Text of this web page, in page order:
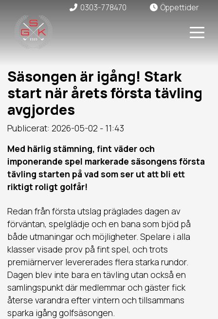
0303-778470 Öppettider
Säsongen är igång! Stark
start när årets första tävling
avgjordes
Publicerat: 2026-05-02 - 11:43
Med härlig stämning, fint väder och
imponerande spel markerade säsongens första
tävling starten på vad som ser ut att bli ett
riktigt roligt golfår!
Redan från första utslag präglades dagen av
förväntan, spelglädje och en bana som bjöd på
både utmaningar och möjligheter. Spelare i alla
klasser visade prov på fint spel, och trots
premiärnerver levererades flera starka rundor.
Dagen blev inte bara en tävling utan också en
samlingspunkt där medlemmar och gäster fick
återse varandra efter vintern och tillsammans
sparka igång golfsäsongen.